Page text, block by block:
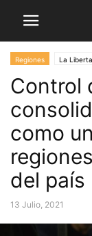
Regiones La
Control
como
del país
13 Julio, 2021